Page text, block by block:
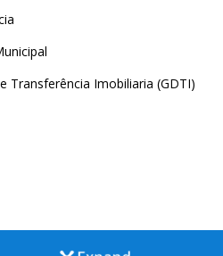
Transferência Imobiliaria (GDTI)